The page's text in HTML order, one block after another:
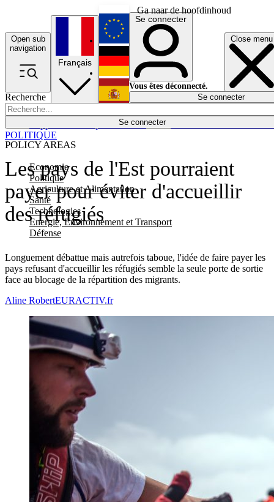
Ga naar de hoofdinhoud
Open sub
navigation
Close menu
Recherche
Se connecter
POLICY AREAS
Economie
Politique
Agriculture et Alimentation
Santé
Technologies
Energie, Environnement et Transport
Défense
Économie
Français
English
Deutsch
Español
Se connecter
Vous êtes déconnecté.
Se connecter
Les pays de l'Est pourraient
payer pour éviter d'accueillir
des réfugiés
Longuement débattue mais autrefois taboue, l'idée de faire payer les
pays refusant d'accueillir les réfugiés semble la seule porte de sortie
face au blocage de la répartition des migrants.
POLITIQUE
Aline RobertEURACTIV.fr